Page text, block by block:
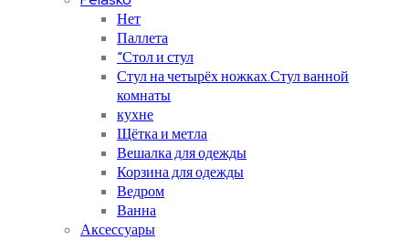
Нет
Паллета
“Стол и стул
Стул на четырёх ножках.Стул ванной
комнаты
кухне
Щётка и метла
Вешалка для одежды
Корзина для одежды
Ведром
Ванна
Аксессуары